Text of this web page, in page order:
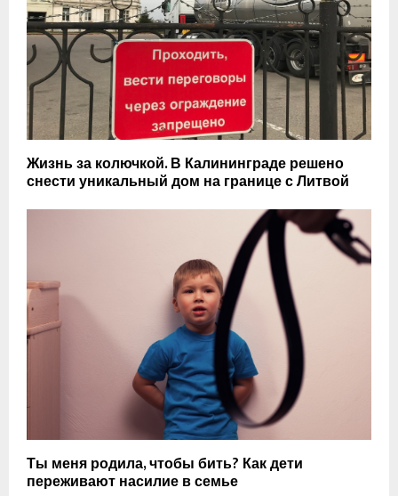
Жизнь за колючкой. В Калининграде решено
снести уникальный дом на границе с Литвой
Ты меня родила, чтобы бить? Как дети
переживают насилие в семье